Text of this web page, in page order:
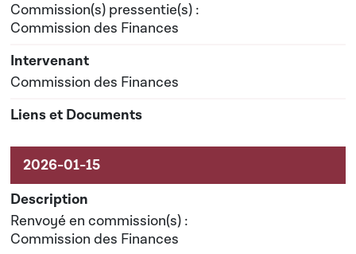
Commission(s) pressentie(s) :
Commission des Finances
Commission des Finances
Renvoyé en commission(s) :
Commission des Finances